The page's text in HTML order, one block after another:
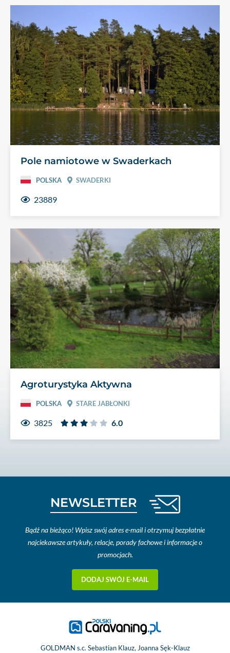
Pole namiotowe w Swaderkach
POLSKA SWADERKI
23889
Agroturystyka Aktywna
POLSKA STARE JABŁONKI
3825 6.0
NEWSLETTER
Bądź na bieżąco! Wpisz swój adres e-mail i otrzymuj bezpłatnie
najciekawsze artykuły, relacje, porady fachowe i informacje o
promocjach.
DODAJ SWÓJ E-MAIL
GOLDMAN s.c. Sebastian Klauz, Joanna Sęk-Klauz